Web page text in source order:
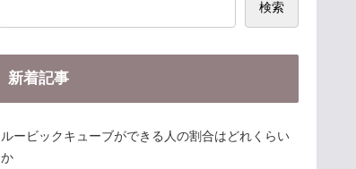
検索
新着記事
ルービックキューブができる人の割合はどれくらい
か